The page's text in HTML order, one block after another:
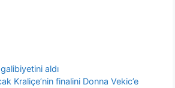
aldı
Kraliçe’nin finalini Donna Vekic’e